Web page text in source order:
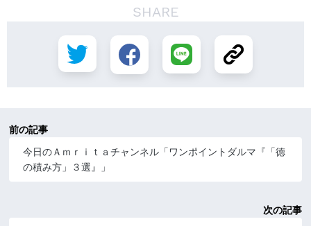
SHARE
前の記事
今日のＡｍｒｉｔａチャンネル「ワンポイントダルマ『「徳
の積み方」３選』」
次の記事